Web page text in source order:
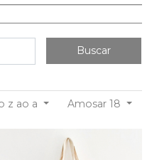
Buscar
Amosar 18
z ao a